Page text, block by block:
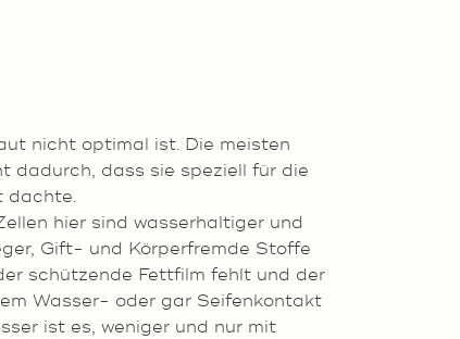
nicht optimal ist. Die meisten
dadurch, dass sie speziell für die
dachte.
hier sind wasserhaltiger und
Gift- und Körperfremde Stoffe
schützende Fettfilm fehlt und der
Wasser- oder gar Seifenkontakt
ist es, weniger und nur mit